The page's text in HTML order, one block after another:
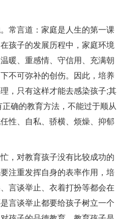
常言道：家庭是人生的第一课
孩子的发展历程中，家庭环境
暖、重感情、守信用、充满朝
不可弥补的创伤。因此，培养
，只有这样才能去感染孩子;其
确的教育方法，不能过于顺从
性、自私、骄横、烦燥、抑郁
，对教育孩子没有比较成功的
注重发挥自身的表率作用，培
言谈举止、衣着打扮等都会在
言谈举止都要给孩子树立一个